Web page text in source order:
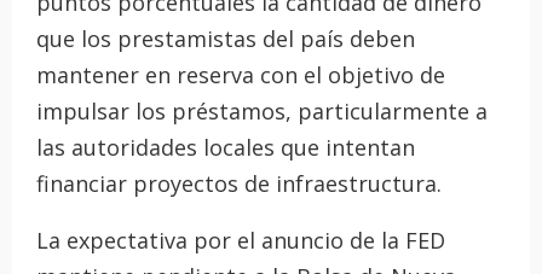
que los prestamistas del país deben
mantener en reserva con el objetivo de
impulsar los préstamos, particularmente a
las autoridades locales que intentan
financiar proyectos de infraestructura.
La expectativa por el anuncio de la FED